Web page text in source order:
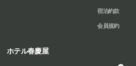
宿泊約款
会員規約
ホテル春慶屋